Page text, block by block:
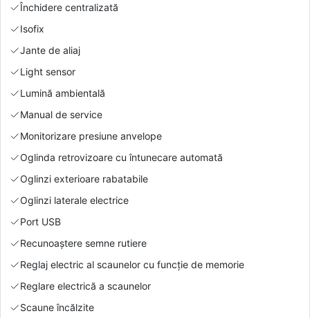
Închidere centralizată
Isofix
Jante de aliaj
Light sensor
Lumină ambientală
Manual de service
Monitorizare presiune anvelope
Oglinda retrovizoare cu întunecare automată
Oglinzi exterioare rabatabile
Oglinzi laterale electrice
Port USB
Recunoaștere semne rutiere
Reglaj electric al scaunelor cu funcție de memorie
Reglare electrică a scaunelor
Scaune încălzite